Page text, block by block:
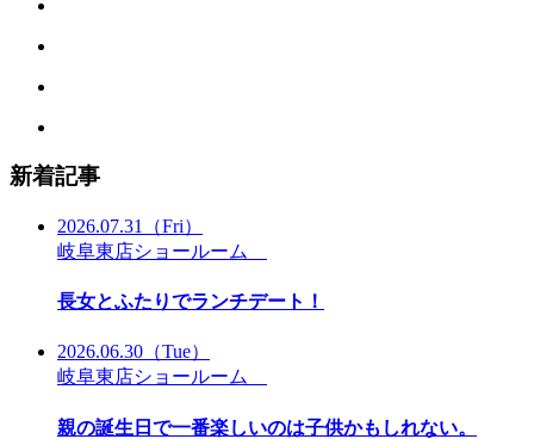
新着記事
2026.07.31
（Fri）
岐阜東店ショールーム
長女とふたりでランチデート！
2026.06.30 （Tue）
岐阜東店ショールーム
親の誕生日で一番楽しいのは子供かもしれない。